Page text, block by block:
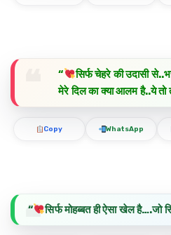
“ सिर्फ चेहरे कीउदासी
मेरे दिल का क्या आलम है..ये तो
Copy WhatsApp
“ सिर्फ मोहब्बत ही ऐसा खेल है….जो